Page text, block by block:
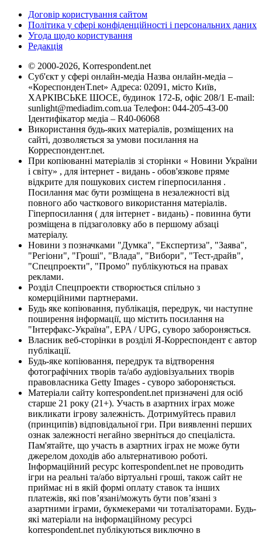
Договір користування сайтом
Політика у сфері конфіденційності і персональних даних
Угода щодо користування
Редакція
© 2000-2026, Korrespondent.net
Суб'єкт у сфері онлайн-медіа Назва онлайн-медіа –
«КореспонденТ.net» Адреса: 02091, місто Київ,
ХАРКІВСЬКЕ ШОСЕ, будинок 172-Б, офіс 208/1 E-mail:
sunlight@mediadim.com.ua Телефон: 044-205-43-00
Ідентифікатор медіа – R40-06068
Використання будь-яких матеріалів, розміщених на
сайті, дозволяється за умови посилання на
Корреспондент.net.
При копіюванні матеріалів зі сторінки « Новини України
і світу» , для інтернет - видань - обов'язкове пряме
відкрите для пошукових систем гіперпосилання .
Посилання має бути розміщена в незалежності від
повного або часткового використання матеріалів.
Гіперпосилання ( для інтернет - видань) - повинна бути
розміщена в підзаголовку або в першому абзаці
матеріалу.
Новини з позначками "Думка", "Експертиза", "Заява",
"Регіони", "Гроші", "Влада", "Вибори", "Тест-драйв",
"Спецпроекти", "Промо" публікуються на правах
реклами.
Розділ Спецпроекти створюється спільно з
комерційними партнерами.
Будь яке копіювання, публікація, передрук, чи наступне
поширення інформації, що містить посилання на
"Інтерфакс-Україна", EPA / UPG, суворо забороняється.
Власник веб-сторінки в розділі Я-Корреспондент є автор
публікації.
Будь-яке копіювання, передрук та відтворення
фотографічних творів та/або аудіовізуальних творів
правовласника Getty Images - суворо забороняється.
Матеріали сайту korrespondent.net призначені для осіб
старше 21 року (21+). Участь в азартних іграх може
викликати ігрову залежність. Дотримуйтесь правил
(принципів) відповідальної гри. При виявленні перших
ознак залежності негайно зверніться до спеціаліста.
Пам'ятайте, що участь в азартних іграх не може бути
джерелом доходів або альтернативою роботі.
Інформаційний ресурс korrespondent.net не проводить
ігри на реальні та/або віртуальні гроші, також сайт не
приймає ні в якій формі оплату ставок та інших
платежів, які пов’язані/можуть бути пов’язані з
азартними іграми, букмекерами чи тоталізаторами. Будь-
які матеріали на інформаційному ресурсі
korrespondent.net публікуються виключно в